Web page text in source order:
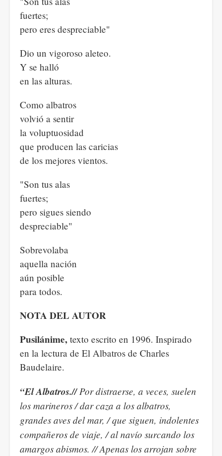
fuertes;
pero eres despreciable"
Dio un vigoroso aleteo.
Y se halló
en las alturas.
Como albatros
volvió a sentir
la voluptuosidad
que producen las caricias
de los mejores vientos.
"Son tus alas
fuertes;
pero sigues siendo
despreciable"
Sobrevolaba
aquella nación
aún posible
para todos.
NOTA DEL AUTOR
Pusilánime, texto escrito en 1996. Inspirado
en la lectura de El Albatros de Charles
Baudelaire.
“El Albatros.//Por distraerse, a veces, suelen
los marineros / dar caza a los albatros,
grandes aves del mar, / que siguen, indolentes
compañeros de viaje, / al navío surcando los
amargos abismos. // Apenas los arrojan sobre